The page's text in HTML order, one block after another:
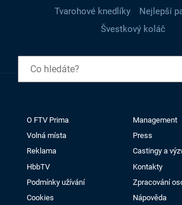
Tvarohové knedlíky
Nejlepší
Švestkový koláč
O FTV Prima
Management
Volná místa
Press
Reklama
Castingy a
HbbTV
Kontakty
Podmínky užívání
Zpracování
Cookies
Nápověda